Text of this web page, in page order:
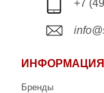
+7
ИНФОРМАЦИЯ
Бренды